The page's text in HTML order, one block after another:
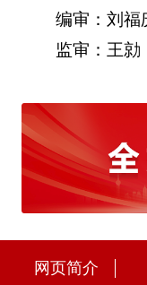
编审：刘福
监审：王勍
网页简介